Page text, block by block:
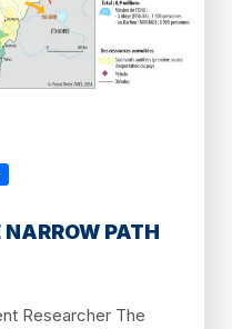
PATH
Researcher The